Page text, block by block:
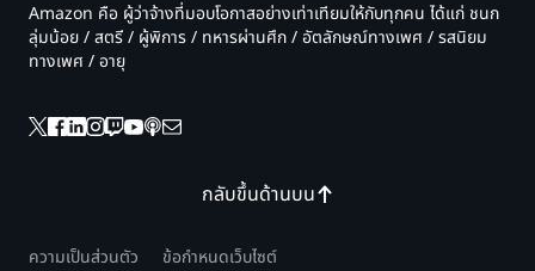
กลับขึ้นด้านบน
Amazon คือ ผู้ว่าจ้างที่มอบโอกาสอย่างเท่าเทียมให้กับทุกคน ได้แก่ ชนก
ลุ่มน้อย / สตรี / ผู้พิการ / ทหารผ่านศึก / อัตลักษณ์ทางเพศ / รสนิยม
ทางเพศ / อายุ
ความเป็นส่วนตัว ข้อกำหนดเว็บไซต์